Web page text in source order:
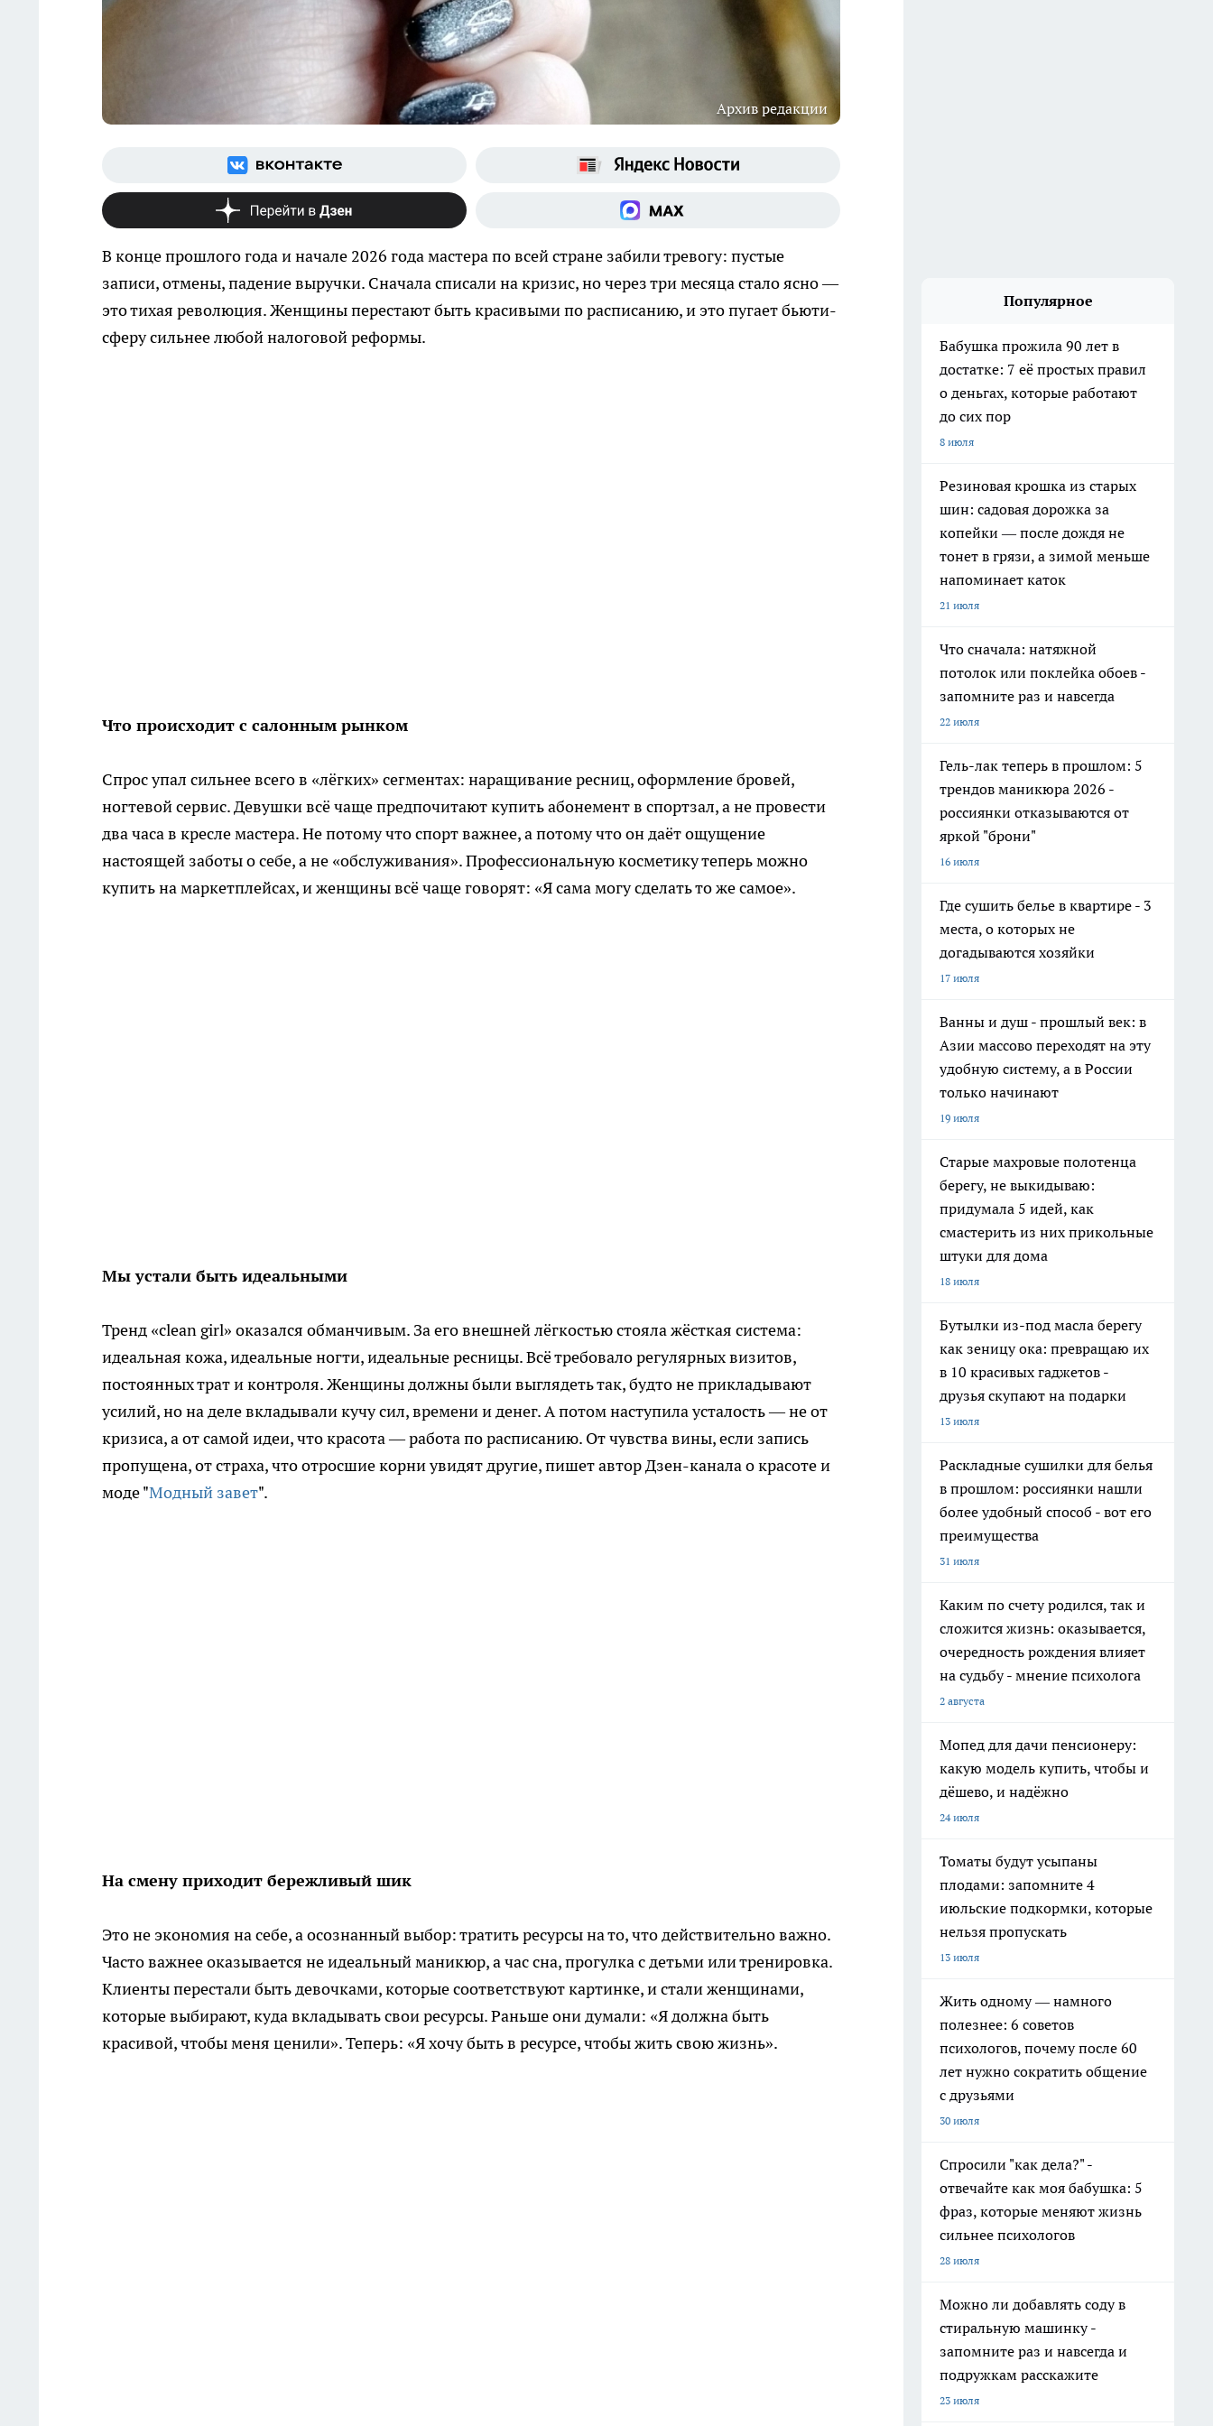
Архив редакции
В конце прошлого года и начале 2026 года мастера по всей стране забили тревогу: пустые
записи, отмены, падение выручки. Сначала списали на кризис, но через три месяца стало ясно —
это тихая революция. Женщины перестают быть красивыми по расписанию, и это пугает бьюти-
сферу сильнее любой налоговой реформы.
Что происходит с салонным рынком
Спрос упал сильнее всего в «лёгких» сегментах: наращивание ресниц, оформление бровей,
ногтевой сервис. Девушки всё чаще предпочитают купить абонемент в спортзал, а не провести
два часа в кресле мастера. Не потому что спорт важнее, а потому что он даёт ощущение
настоящей заботы о себе, а не «обслуживания». Профессиональную косметику теперь можно
купить на маркетплейсах, и женщины всё чаще говорят: «Я сама могу сделать то же самое».
Мы устали быть идеальными
Тренд «clean girl» оказался обманчивым. За его внешней лёгкостью стояла жёсткая система:
идеальная кожа, идеальные ногти, идеальные ресницы. Всё требовало регулярных визитов,
постоянных трат и контроля. Женщины должны были выглядеть так, будто не прикладывают
усилий, но на деле вкладывали кучу сил, времени и денег. А потом наступила усталость — не от
кризиса, а от самой идеи, что красота — работа по расписанию. От чувства вины, если запись
пропущена, от страха, что отросшие корни увидят другие, пишет автор Дзен-канала о красоте и
моде "Модный завет".
На смену приходит бережливый шик
Это не экономия на себе, а осознанный выбор: тратить ресурсы на то, что действительно важно.
Часто важнее оказывается не идеальный маникюр, а час сна, прогулка с детьми или тренировка.
Клиенты перестали быть девочками, которые соответствуют картинке, и стали женщинами,
которые выбирают, куда вкладывать свои ресурсы. Раньше они думали: «Я должна быть
красивой, чтобы меня ценили». Теперь: «Я хочу быть в ресурсе, чтобы жить свою жизнь».
Популярное
Бабушка прожила 90 лет в
достатке: 7 её простых правил
о деньгах, которые работают
до сих пор
8 июля
Резиновая крошка из старых
шин: садовая дорожка за
копейки — после дождя не
тонет в грязи, а зимой меньше
напоминает каток
21 июля
Что сначала: натяжной
потолок или поклейка обоев -
запомните раз и навсегда
22 июля
Гель-лак теперь в прошлом: 5
трендов маникюра 2026 -
россиянки отказываются от
яркой "брони"
16 июля
Где сушить белье в квартире - 3
места, о которых не
догадываются хозяйки
17 июля
Ванны и душ - прошлый век: в
Азии массово переходят на эту
удобную систему, а в России
только начинают
19 июля
Старые махровые полотенца
берегу, не выкидываю:
придумала 5 идей, как
смастерить из них прикольные
штуки для дома
18 июля
Бутылки из-под масла берегу
как зеницу ока: превращаю их
в 10 красивых гаджетов -
друзья скупают на подарки
13 июля
Раскладные сушилки для белья
в прошлом: россиянки нашли
более удобный способ - вот его
преимущества
31 июля
Каким по счету родился, так и
сложится жизнь: оказывается,
очередность рождения влияет
на судьбу - мнение психолога
2 августа
Мопед для дачи пенсионеру:
какую модель купить, чтобы и
дёшево, и надёжно
24 июля
Томаты будут усыпаны
плодами: запомните 4
июльские подкормки, которые
нельзя пропускать
13 июля
Жить одному — намного
полезнее: 6 советов
психологов, почему после 60
лет нужно сократить общение
с друзьями
30 июля
Спросили "как дела?" -
отвечайте как моя бабушка: 5
фраз, которые меняют жизнь
сильнее психологов
28 июля
Можно ли добавлять соду в
стиральную машинку -
запомните раз и навсегда и
подружкам расскажите
23 июля